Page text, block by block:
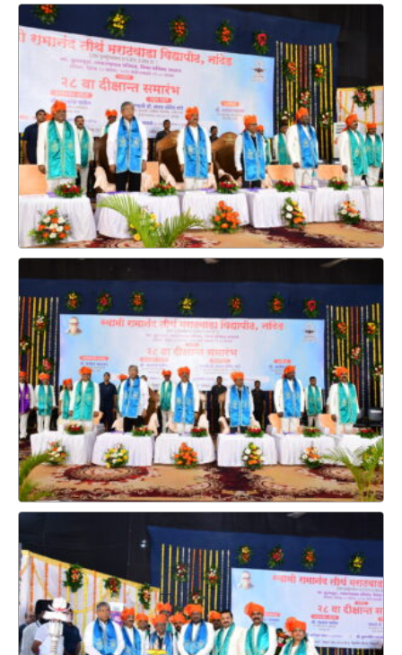
परिपत्रक फेलोशिप २०-०८-२०२५
परिपत्रक विद्यापीठ संकुल तथा उपपरिसर (सायबर सुरक्षा अभ्यासक्रम)
अभियांत्रिकी या विषयाची आर. ए. सी . बैठकीची सूचना
एनपीटीईएल जागरूकता ई-कार्यशाळा २०२५
आयडीपीचा पहिला मसुदा
एनईपी ओरिएंटेशन आणि सेन्सिटायझेशन प्रोग्राम_यूजीसी एमएमटीसी
(ऑनलाइन मोड)
अकृषी विद्यापीठांचा सन-२०२६-२०२७ चा वार्षिक बृहत आराखडा
सादरीकरण करणे.- जहिर प्रगातन
सर्व नजीत संवादांनी आपल्या माध्यमाचे (ई-समर्थ) प्रणालीद्वारे
महाविद्यालयीन प्रोफाइल तात्काळ अद्ययावत करणे.
पीईटी २०२४ - सर्व विद्याशाखांची गुणवत्ता यादी
परिपत्रक – प्रस्तुत विद्यापीठाच्या विशेष कक्ष प्रस्तुत प्रस्ताव सादर
स्वाक्षरी ..